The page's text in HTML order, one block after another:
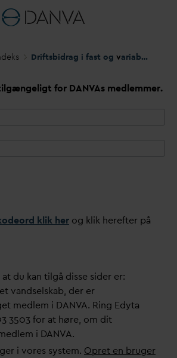
Driftsbidrag i fast og variabel del samt mulighed for differentiering
for DANVAs medlemmer.
klik her og klik herefter på
du kan tilgå disse sider er:
vandselskab, der er
medlem i DANVA. Ring Edyta
3503 for at høre, om dit
i DANVA.
i vores system. Opret en bruger